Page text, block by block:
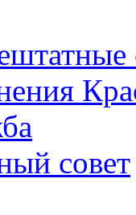
совет